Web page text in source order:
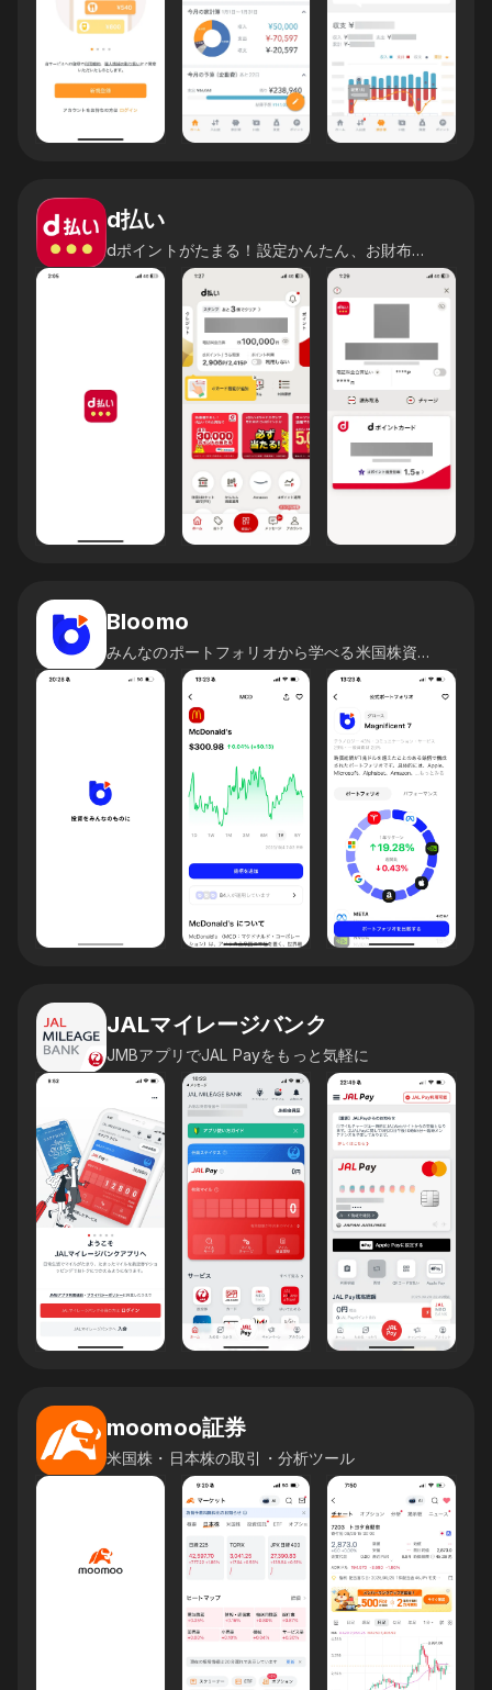
d払い
dポイントがたまる！設定かんたん、お財布いらず
Bloomo
みんなのポートフォリオから学べる米国株資産運用
JALマイレージバンク
JMBアプリでJAL Payをもっと気軽に
moomoo証券
米国株・日本株の取引・分析ツール